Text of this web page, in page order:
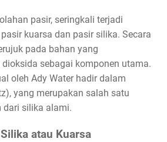
pasir, seringkali terjadi
kuarsa dan pasir silika. Secara
pada bahan yang
sebagai komponen utama.
oleh Ady Water hadir dalam
yang merupakan salah satu
dari silika alami.
atau Kuarsa